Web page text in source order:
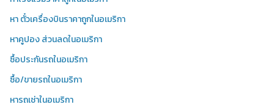
หา ตั๋วเครื่องบินราคาถูกในอเมริกา
หาคูปอง ส่วนลดในอเมริกา
ซื้อประกันรถในอเมริกา
ซื้อ/ขายรถในอเมริกา
หารถเช่าในอเมริกา